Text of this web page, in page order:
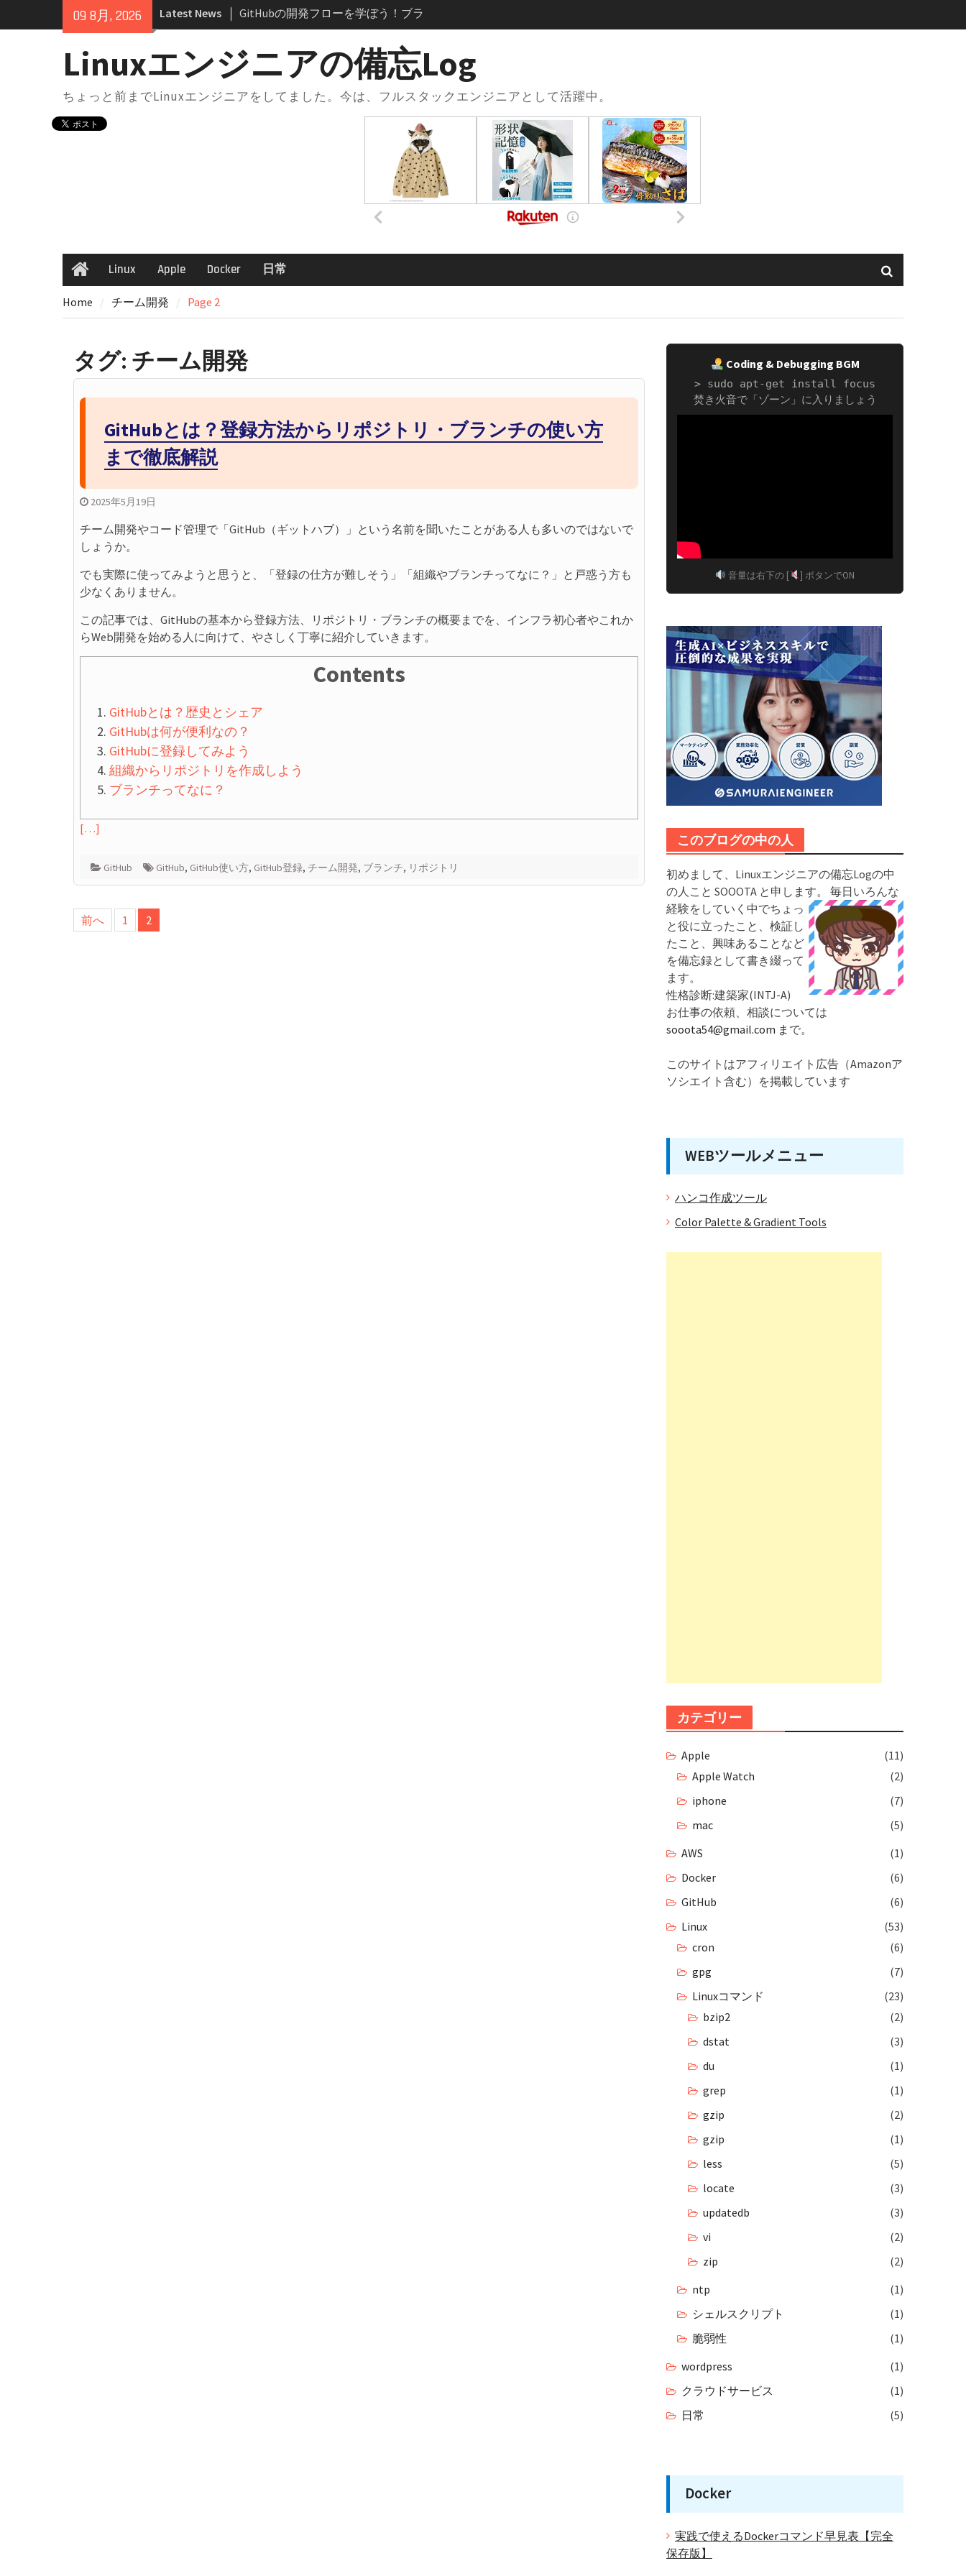
09 8月, 2026 Latest News
GitHubとは？登録方法からリポジト
リ・ブランチの使い方まで徹底解説
docker-compose × .envファイルで環
境切り替え｜実践的な使い方と注意
docker-composeの.envファイルと
は？知らないと損する便利な設定術
docker-compose.ymlの書き方｜基本
構成からサービス連携までまるっと
AWS SAA 学習で一番使った本と勉強
法｜一夜漬けテキスト×Udemy問題集
GeminiにはMacアプリがない？
方法
GitHubの開発フローを学ぼう！：コ
ンフリクトが起きたときの解消手順
GitHubのSquash and merge入門｜コ
ミット履歴をスッキリさせよう
ラブル対応まで解説
GitHubの開発フローを学ぼう！ブラ
Linuxエンジニアの備忘Log
ちょっと前までLinuxエンジニアをしてました。今は、フルスタックエンジニアとして活躍中。
HomeLinux Apple Docker 日常
Home チーム開発 Page 2
タグ: チーム開発
GitHubとは？登録方法からリポジトリ・ブランチの使い方
まで徹底解説
2025年5月19日
チーム開発やコード管理で「GitHub（ギットハブ）」という名前を聞いたことがある人も多いのではないで
しょうか。
でも実際に使ってみようと思うと、「登録の仕方が難しそう」「組織やブランチってなに？」と戸惑う方も
少なくありません。
この記事では、GitHubの基本から登録方法、リポジトリ・ブランチの概要までを、インフラ初心者やこれか
らWeb開発を始める人に向けて、やさしく丁寧に紹介していきます。
Contents
GitHubとは？歴史とシェア
GitHubは何が便利なの？
GitHubに登録してみよう
組織からリポジトリを作成しよう
ブランチってなに？
[…]
GitHub GitHub, GitHub使い方, GitHub登録, チーム開発, ブランチ, リポジトリ
投
稿
前へ 1 2
Coding & Debugging BGM
> sudo apt-get install focus
焚き火音で「ゾーン」に入りましょう
音量は右下の [ ] ボタンでON
このブログの中の人
初めまして、Linuxエンジニアの備忘Logの中
の人こと SOOOTA と申します。 毎日いろんな
経験をしていく中でちょっ
と役に立ったこと、検証し
たこと、興味あることなど
を備忘録として書き綴って
ます。
性格診断:建築家(INTJ-A)
お仕事の依頼、相談については
sooota54@gmail.com まで。
このサイトはアフィリエイト広告（Amazonア
ソシエイト含む）を掲載しています
WEBツールメニュー
ハンコ作成ツール
Color Palette & Gradient Tools
カテゴリー
Apple
(11)
Apple Watch
(2)
iphone
(7)
mac
(5)
AWS
(1)
Docker
(6)
GitHub
(6)
Linux
(53)
cron
(6)
gpg
(7)
Linuxコマンド
(23)
bzip2
(2)
dstat
(3)
du
(1)
grep
(1)
gzip
(2)
gzip
(1)
less
(5)
locate
(3)
updatedb
(3)
vi
(2)
zip
(2)
ntp
(1)
シェルスクリプト
(1)
脆弱性
(1)
wordpress
(1)
クラウドサービス
(1)
日常
(5)
Docker
実践で使えるDockerコマンド早見表【完全
保存版】